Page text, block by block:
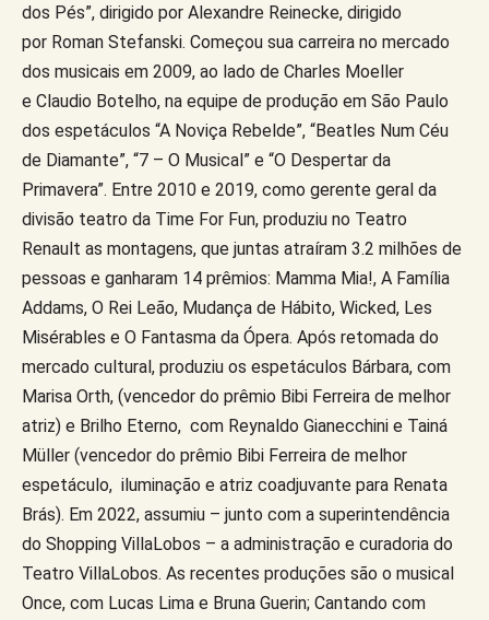
dos Pés”, dirigido por Alexandre Reinecke, dirigido
por Roman Stefanski. Começou sua carreira no mercado
dos musicais em 2009, ao lado de Charles Moeller
e Claudio Botelho, na equipe de produção em São Paulo
dos espetáculos “A Noviça Rebelde”, “Beatles Num Céu
de Diamante”, “7 – O Musical” e “O Despertar da
Primavera”. Entre 2010 e 2019, como gerente geral da
divisão teatro da Time For Fun, produziu no Teatro
Renault as montagens, que juntas atraíram 3.2 milhões de
pessoas e ganharam 14 prêmios: Mamma Mia!, A Família
Addams, O Rei Leão, Mudança de Hábito, Wicked, Les
Misérables e O Fantasma da Ópera. Após retomada do
mercado cultural, produziu os espetáculos Bárbara, com
Marisa Orth, (vencedor do prêmio Bibi Ferreira de melhor
atriz) e Brilho Eterno, com Reynaldo Gianecchini e Tainá
Müller (vencedor do prêmio Bibi Ferreira de melhor
espetáculo, iluminação e atriz coadjuvante para Renata
Brás). Em 2022, assumiu – junto com a superintendência
do Shopping VillaLobos – a administração e curadoria do
Teatro VillaLobos. As recentes produções são o musical
Once, com Lucas Lima e Bruna Guerin; Cantando com